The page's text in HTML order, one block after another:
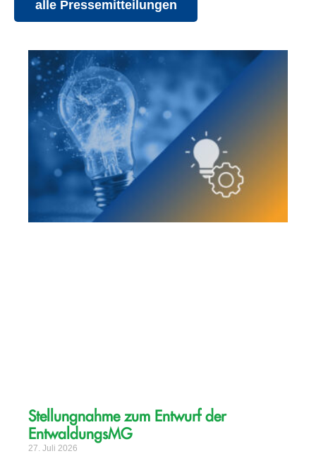
alle Pressemitteilungen
Stellungnahme zum Entwurf der
EntwaldungsMG
27. Juli 2026